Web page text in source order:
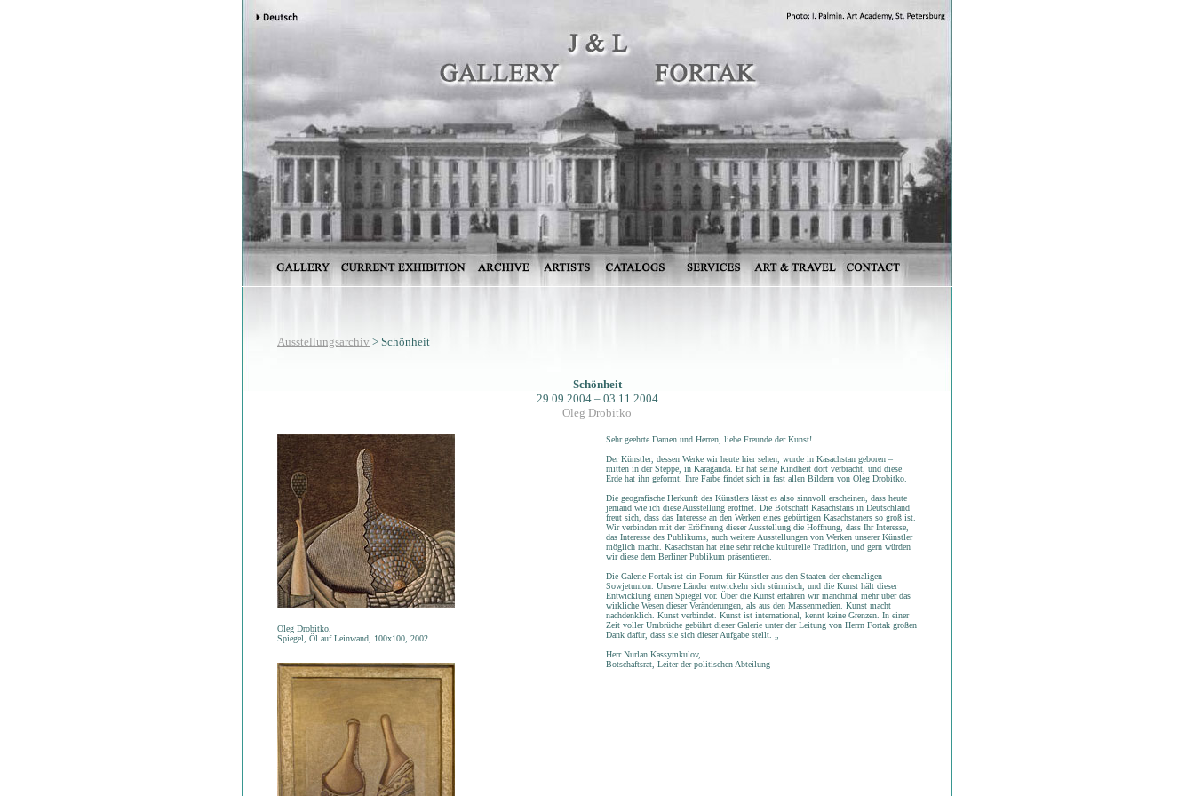
Ausstellungsarchiv > Schönheit
Schönheit
29.09.2004 – 03.11.2004
Oleg Drobitko
Oleg Drobitko,
Spiegel, Öl auf Leinwand, 100x100, 2002
Sehr geehrte Damen und Herren, liebe Freunde der Kunst!
Der Künstler, dessen Werke wir heute hier sehen, wurde in Kasachstan geboren –
mitten in der Steppe, in Karaganda. Er hat seine Kindheit dort verbracht, und diese
Erde hat ihn geformt. Ihre Farbe findet sich in fast allen Bildern von Oleg Drobitko.
Die geografische Herkunft des Künstlers lässt es also sinnvoll erscheinen, dass heute
jemand wie ich diese Ausstellung eröffnet. Die Botschaft Kasachstans in Deutschland
freut sich, dass das Interesse an den Werken eines gebürtigen Kasachstaners so groß ist.
Wir verbinden mit der Eröffnung dieser Ausstellung die Hoffnung, dass Ihr Interesse,
das Interesse des Publikums, auch weitere Ausstellungen von Werken unserer Künstler
möglich macht. Kasachstan hat eine sehr reiche kulturelle Tradition, und gern würden
wir diese dem Berliner Publikum präsentieren.
Die Galerie Fortak ist ein Forum für Künstler aus den Staaten der ehemaligen
Sowjetunion. Unsere Länder entwickeln sich stürmisch, und die Kunst hält dieser
Entwicklung einen Spiegel vor. Über die Kunst erfahren wir manchmal mehr über das
wirkliche Wesen dieser Veränderungen, als aus den Massenmedien. Kunst macht
nachdenklich. Kunst verbindet. Kunst ist international, kennt keine Grenzen. In einer
Zeit voller Umbrüche gebührt dieser Galerie unter der Leitung von Herrn Fortak großen
Dank dafür, dass sie sich dieser Aufgabe stellt. „
Herr Nurlan Kassymkulov,
Botschaftsrat, Leiter der politischen Abteilung